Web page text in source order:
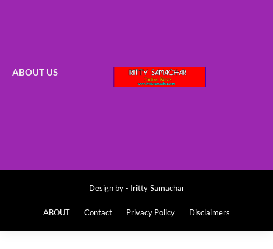
ABOUT US
Design by - Iritty Samachar
ABOUT Contact Privacy Policy Disclaimers